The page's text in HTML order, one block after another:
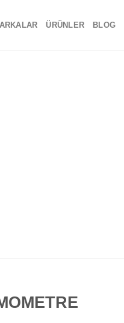
ÜRÜNLER BLOG